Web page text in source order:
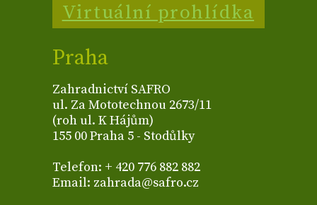
Virtuální prohlídka
Praha
Zahradnictví SAFRO
ul. Za Mototechnou 2673/11
(roh ul. K Hájům)
155 00 Praha 5 - Stodůlky
Telefon: + 420 776 882 882
Email: zahrada@safro.cz